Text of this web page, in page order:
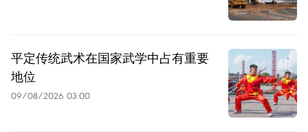
平定传统武术在国家武学中占有重要
地位
09/08/2026 03:00